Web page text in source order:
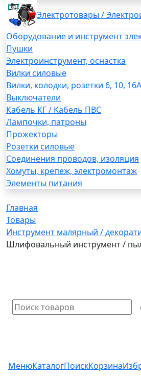
Электротовары /
Оборудование и инструмент
Пушки
Электроинструмент, оснастка
Вилки силовые
Вилки, колодки, розетки 6, 10, 16А
Выключатели
Кабель КГ / Кабель ПВС
Лампочки, патроны
Прожекторы
Розетки силовые
Соединения проводов, изоляция
Хомуты, крепеж, электромонтаж
Элементы питания
Главная
Товары
Инструмент малярный /
Шлифовальный инструмент /
МенюКаталогПоискКорзина